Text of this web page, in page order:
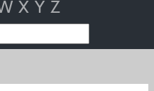
X Y Z